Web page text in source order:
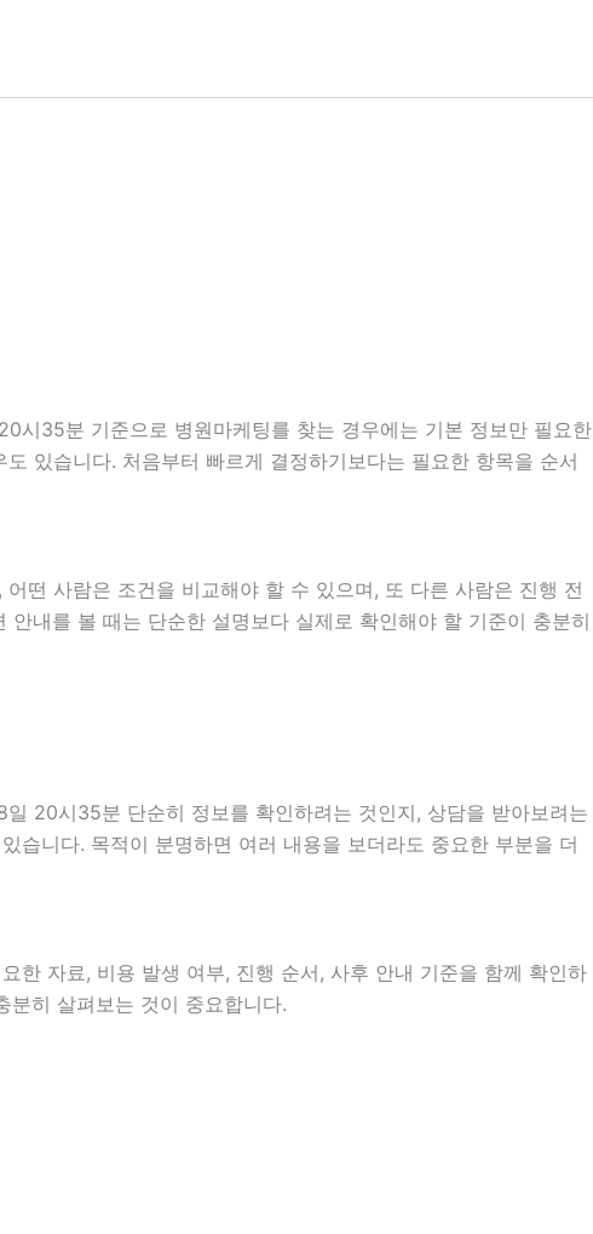
시35분 기준으로 병원마케팅를 찾는 경우에는 기본 정보만 필요한
있습니다. 처음부터 빠르게 결정하기보다는 필요한 항목을 순서
떤 사람은 조건을 비교해야 할 수 있으며, 또 다른 사람은 진행 전
내를 볼 때는 단순한 설명보다 실제로 확인해야 할 기준이 충분히
20시35분 단순히 정보를 확인하려는 것인지, 상담을 받아보려는
습니다. 목적이 분명하면 여러 내용을 보더라도 중요한 부분을 더
한 자료, 비용 발생 여부, 진행 순서, 사후 안내 기준을 함께 확인하
히 살펴보는 것이 중요합니다.